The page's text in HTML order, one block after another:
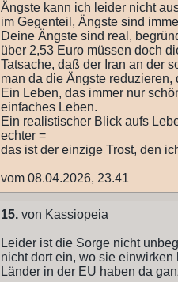
Ängste kann ich leider nicht
im Gegenteil, Ängste sind
Deine Ängste sind real,
über 2,53 Euro müssen doch
Tatsache, daß der Iran an der
man da die Ängste
Ein Leben, das immer nur
einfaches Leben.
Ein realistischer Blick aufs
echter =
das ist der einzige Trost, den
vom 08.04.2026, 23.41
15. von Kassiopeia
Leider ist die Sorge nicht
nicht dort ein, wo sie
Länder in der EU haben da